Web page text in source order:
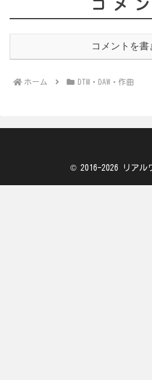
コメ
コメントを書
ホーム DTM・DAW・作曲
© 2016-2026 リアル